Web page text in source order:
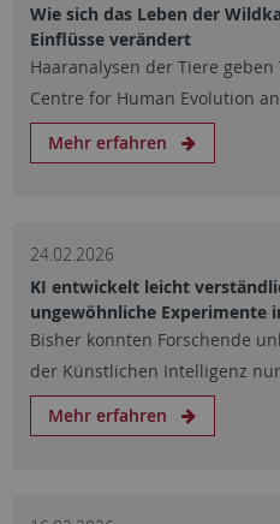
Wie sich das Leben der
Einflüsse verändert
Haaranalysen der Tiere geben
Centre for Human Evolution
Mehr erfahren
24.02.2026
KI entwickelt leicht
ungewöhnliche Experimente
Bisher konnten Forschende
der Künstlichen Intelligenz
Mehr erfahren